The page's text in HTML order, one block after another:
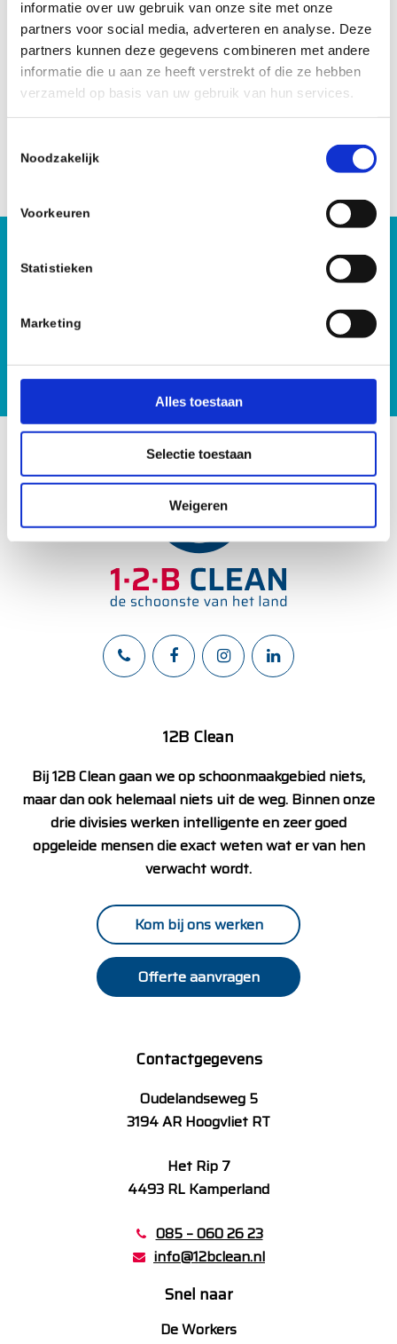
informatie over uw gebruik van onze site met onze
partners voor social media, adverteren en analyse. Deze
partners kunnen deze gegevens combineren met andere
informatie die u aan ze heeft verstrekt of die ze hebben
verzameld op basis van uw gebruik van hun services.
e
e
Noodzakelijk
Voorkeuren
Statistieken
Marketing
Alles toestaan
Selectie toestaan
Weigeren
Wij dragen hierbij beschermende kleding,
veiligheidsbrillen en maskers met – indien nodig –
gezuiverde perslucht om het stappenplan onder de
juiste omstandigheden uit te voeren. Vaak zijn wij al
in een paar uur klaar. Bij vertrek is de ruimte ontdaan
doet denken.
Hoe kunnen wij je helpen?
We helpen je graag.
12B Clean
Bij 12B Clean gaan we op schoonmaakgebied niets,
maar dan ook helemaal niets uit de weg. Binnen onze
drie divisies werken intelligente en zeer goed
opgeleide mensen die exact weten wat er van hen
verwacht wordt.
Kom bij ons werken
Offerte aanvragen
Contactgegevens
Oudelandseweg 5
3194 AR Hoogvliet RT
Het Rip 7
4493 RL Kamperland
085 – 060 26 23
info@12bclean.nl
Snel naar
De Workers